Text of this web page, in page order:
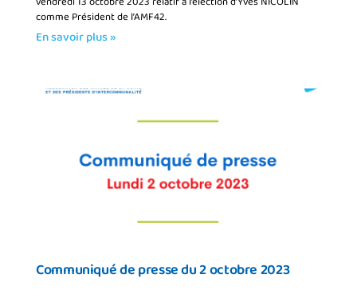
comme Président de l’AMF42.
En savoir plus »
Communiqué de presse du 2 octobre 2023